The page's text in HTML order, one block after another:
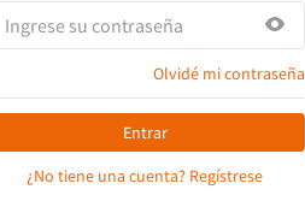
Olvidé mi contraseña
Entrar
¿No tiene una cuenta? Regístrese